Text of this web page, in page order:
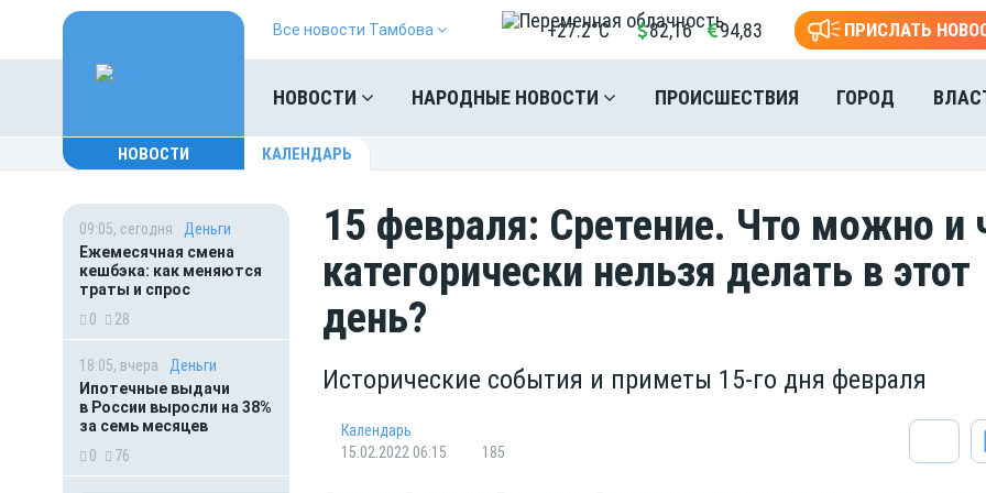
Все новости Тамбова +27.2°C 82,16 94,83 ПРИСЛАТЬ
НОВОСТИ НАРОДНЫЕ НОВОСТИ ПРОИСШЕСТВИЯ ГОРОД
НОВОСТИ КАЛЕНДАРЬ
09:05, сегодня
Деньги
Ежемесячная смена
кешбэка: как меняются
траты и спрос
0
28
18:05, вчера
Деньги
Ипотечные выдачи
в России выросли на 38%
за семь месяцев
0
76
15 февраля: Сретение. Что можно и
категорически нельзя делать в этот
день?
Исторические события и приметы 15-го дня февраля
Календарь
15.02.2022 06:15
185